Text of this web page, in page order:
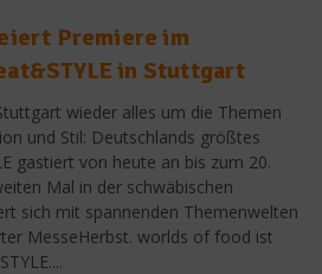
Premiere im
in Stuttgart
wieder alles um die Themen
und Stil: Deutschlands größtes
gastiert von heute an bis zum 20.
Mal in der schwäbischen
sich mit spannenden Themenwelten
MesseHerbst. worlds of food ist